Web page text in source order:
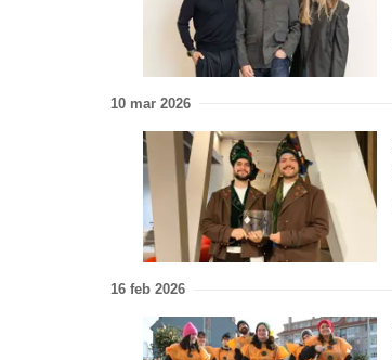
10 mar 2026
16 feb 2026